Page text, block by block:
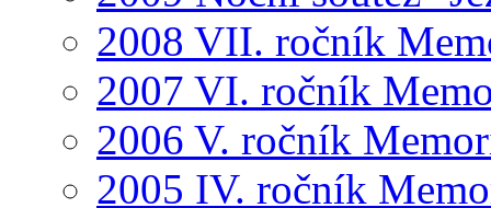
2008 VII. ročník
2007 VI. ročník
2006 V. ročník
2005 IV. ročník